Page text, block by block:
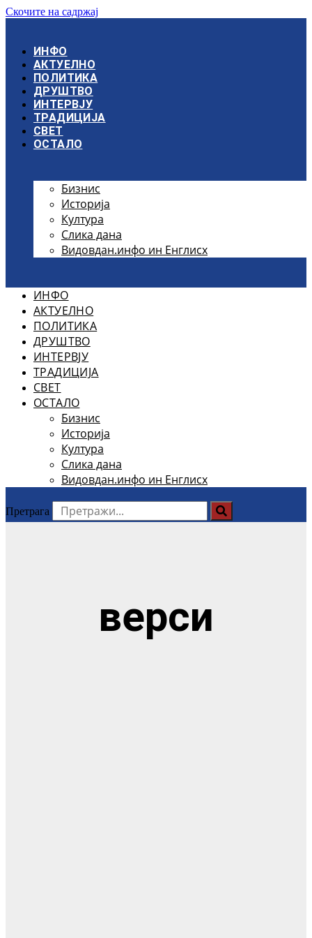
Скочите на садржај
ИНФО
АКТУЕЛНО
ПОЛИТИКА
ДРУШТВО
ИНТЕРВЈУ
ТРАДИЦИЈА
СВЕТ
ОСТАЛО
Бизнис
Историја
Култура
Слика дана
Видовдан.инфо ин Енглисх
ИНФО
АКТУЕЛНО
ПОЛИТИКА
ДРУШТВО
ИНТЕРВЈУ
ТРАДИЦИЈА
СВЕТ
ОСТАЛО
Бизнис
Историја
Култура
Слика дана
Видовдан.инфо ин Енглисх
Претрага
верси